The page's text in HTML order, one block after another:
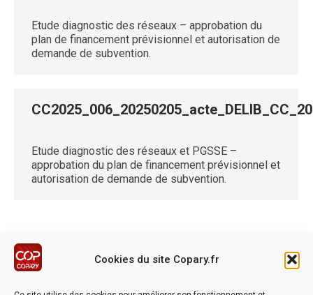
Cookies du site Copary.fr
Etude diagnostic des réseaux – approbation du
plan de financement prévisionnel et autorisation de
demande de subvention.
Etude diagnostic des réseaux et PGSSE –
approbation du plan de financement prévisionnel et
autorisation de demande de subvention.
Ce site a été réalisé avec le soutien financier de l'Union